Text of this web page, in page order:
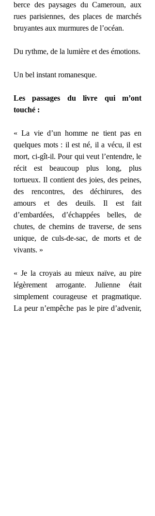
berce des paysages du Cameroun, aux
rues parisiennes, des places de marchés
bruyantes aux murmures de l’océan.
Du rythme, de la lumière et des émotions.
Un bel instant romanesque.
Les passages du livre qui m’ont
touché :
« La vie d’un homme ne tient pas en
quelques mots : il est né, il a vécu, il est
mort, ci-gît-il. Pour qui veut l’entendre, le
récit est beaucoup plus long, plus
tortueux. Il contient des joies, des peines,
des rencontres, des déchirures, des
amours et des deuils. Il est fait
d’embardées, d’échappées belles, de
chutes, de chemins de traverse, de sens
unique, de culs-de-sac, de morts et de
vivants. »
« Je la croyais au mieux naïve, au pire
légèrement arrogante. Julienne était
simplement courageuse et pragmatique.
La peur n’empêche pas le pire d’advenir,